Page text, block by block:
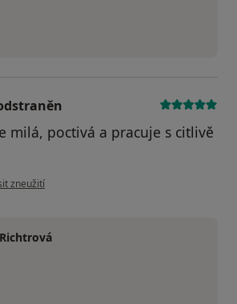
milá, poctivá a pracuje s citlivě
uživatele Váš účet byl odstraněn
zneužití